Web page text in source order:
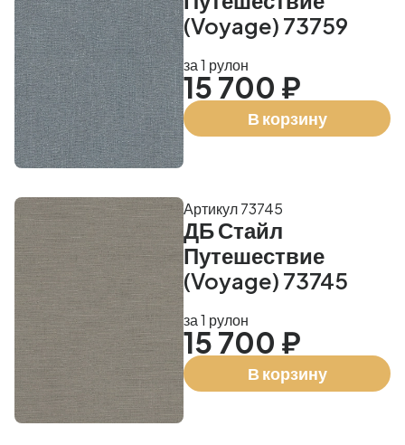
(Voyage) 73759
за 1 рулон
15 700 ₽
В корзину
ДБ Стайл
Путешествие
(Voyage) 73745
Артикул 73745
за 1 рулон
15 700 ₽
В корзину